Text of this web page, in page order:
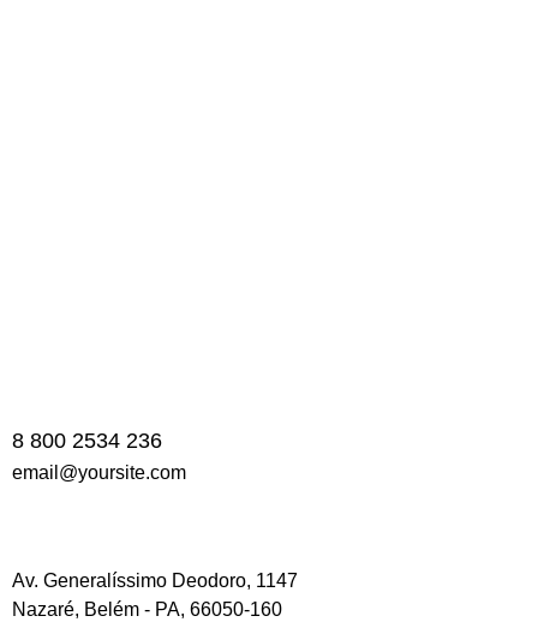
8 800 2534 236
email@yoursite.com
Av. Generalíssimo Deodoro, 1147
Nazaré, Belém - PA, 66050-160